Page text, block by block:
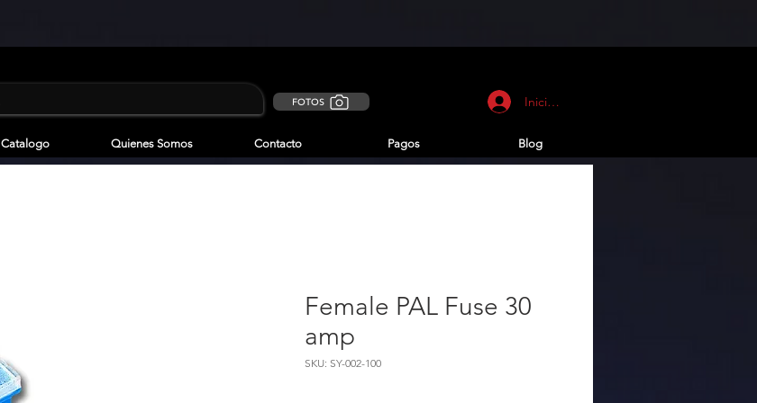
FOTOS Iniciar sesión
Catalogo Quienes Somos Contacto Pagos Blog
Female PAL Fuse 30
amp
SKU: SY-002-100